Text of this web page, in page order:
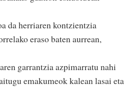
da herriaren kontzientzia
eraso baten aurrean,
garrantzia azpimarratu nahi
emakumeok kalean lasai eta